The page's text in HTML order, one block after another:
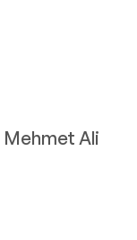
Mehmet Ali